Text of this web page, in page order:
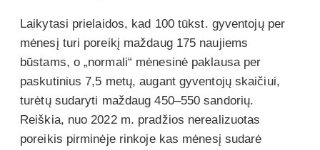
Laikytasi prielaidos, kad 100 tūkst. gyventojų per
mėnesį turi poreikį maždaug 175 naujiems
būstams, o „normali“ mėnesinė paklausa per
paskutinius 7,5 metų, augant gyventojų skaičiui,
turėtų sudaryti maždaug 450–550 sandorių.
Reiškia, nuo 2022 m. pradžios nerealizuotas
poreikis pirminėje rinkoje kas mėnesį sudarė